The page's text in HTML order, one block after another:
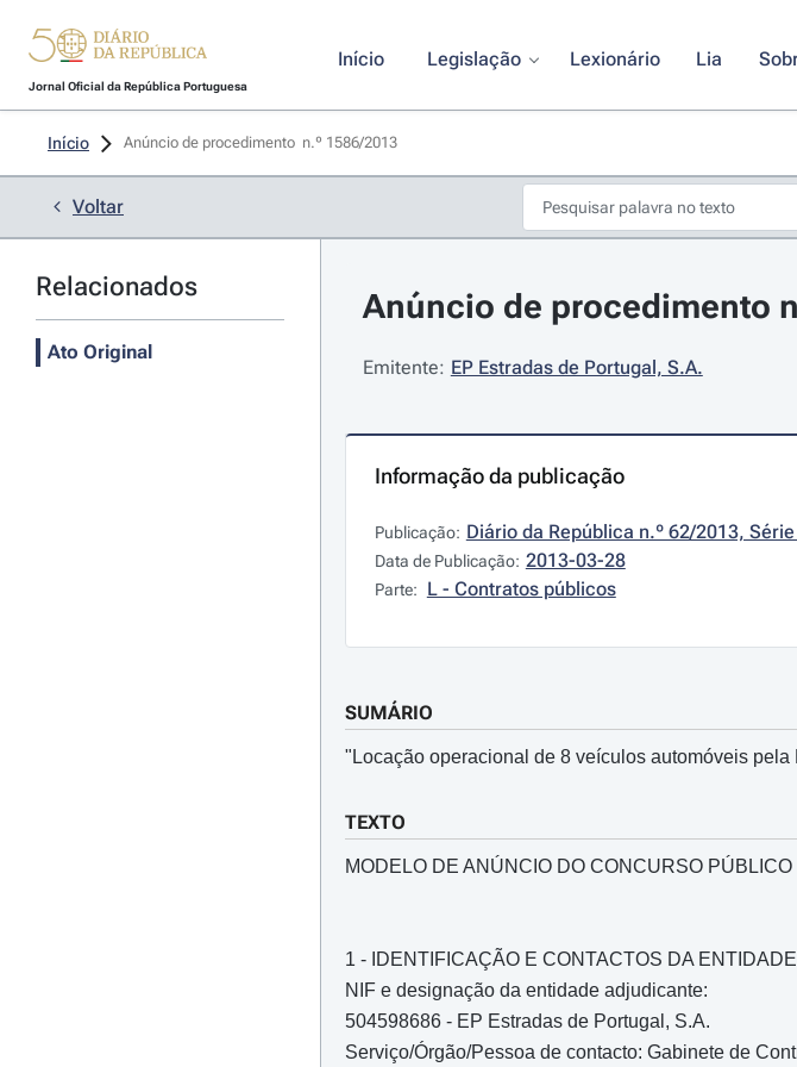
Jornal Oficial da República Portuguesa
Início Legislação Lexionário Lia
Início Anúncio de procedimento  n.º 1586/2013
Voltar
Relacionados
Ato Original
Anúncio de procedimento
Emitente: EP Estradas de Portugal, S.A.
Informação da publicação
Publicação: Diário da República n.º 62/2013,
Data de Publicação: 2013-03-28
Parte: L - Contratos públicos
SUMÁRIO
"Locação operacional de 8 veículos automóveis pela
TEXTO
MODELO DE ANÚNCIO DO CONCURSO PÚBLICO
1 - IDENTIFICAÇÃO E CONTACTOS DA
NIF e designação da entidade adjudicante:
504598686 - EP Estradas de Portugal, S.A.
Serviço/Órgão/Pessoa de contacto: Gabinete de